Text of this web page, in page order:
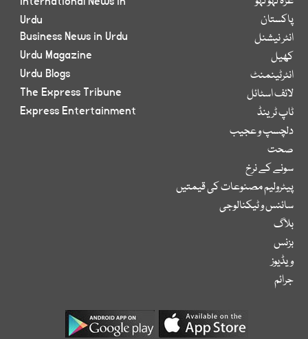
پاکستان
انٹر نیشنل
کھیل
انٹرٹینمنٹ
لائف اسٹائل
ٹاپ ٹرینڈ
دلچسپ و عجیب
صحت
سونے کے نرخ
پیٹرولیم مصنوعات کی قیمتیں
سائنس و ٹیکنالوجی
بلاگ
بزنس
ویڈیوز
جرائم
Urdu
Business News in Urdu
Urdu Magazine
Urdu Blogs
The Express Tribune
Express Entertainment